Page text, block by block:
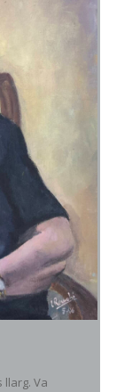
llarg. Va